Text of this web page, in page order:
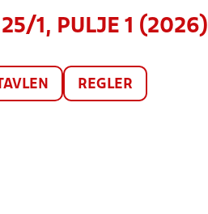
1, PULJE 1 (2026)
REGLER